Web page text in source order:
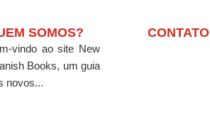
SOMOS?
vindo ao site New
Books, um guia
novos...
CONTATO